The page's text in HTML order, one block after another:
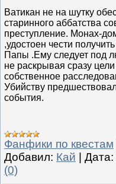
Ватикан не на шутку
старинного аббатства
преступление. Монах-
,удостоен чести
Папы .Ему следует под
не раскрывая сразу
собственное
Убийству
события.
Фанфики по квестам
Добавил: Кай | Дата:
(0)